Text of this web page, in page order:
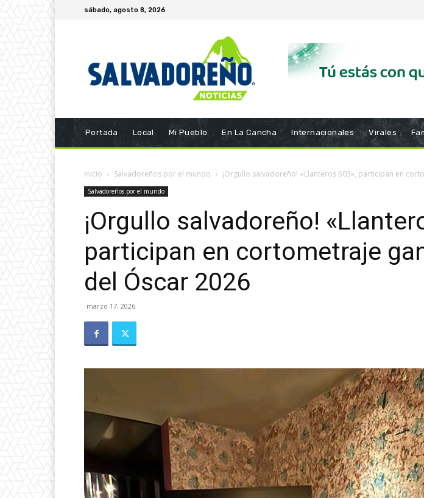
sábado, agosto 8, 2026
Portada Local Mi Pueblo En La Cancha Internacionales Virales
Inicio Salvadoreños por el mundo ¡Orgullo salvadoreño! «Llanteros 503», participan en
Salvadoreños por el mundo
¡Orgullo salvadoreño!
participan en cortometraje
del Óscar 2026
marzo 17, 2026